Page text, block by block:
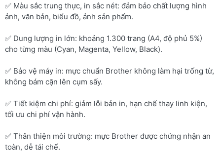
✅ Màu sắc trung thực, in sắc nét: đảm bảo chất lượng hình
ảnh, văn bản, biểu đồ, ảnh sản phẩm.
✅ Dung lượng in lớn: khoảng 1.300 trang (A4, độ phủ 5%)
cho từng màu (Cyan, Magenta, Yellow, Black).
✅ Bảo vệ máy in: mực chuẩn Brother không làm hại trống từ,
không bám cặn lên cụm sấy.
✅ Tiết kiệm chi phí: giảm lỗi bản in, hạn chế thay linh kiện,
tối ưu chi phí vận hành.
✅ Thân thiện môi trường: mực Brother được chứng nhận an
toàn, dễ tái chế.